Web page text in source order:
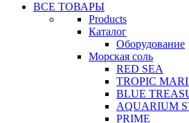
ВСЕ ТОВАРЫ
Products
Каталог
Оборудование
Морская соль
RED SEA
TROPIC
BLUE
AQUARIUM
PRIME